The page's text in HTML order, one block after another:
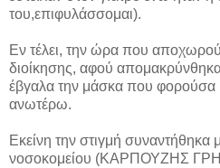
του,επιφυλάσσομαι).
Εν τέλει, την ώρα που
διοίκησης, αφού
έβγαλα την μάσκα που φορούσα
ανωτέρω.
Εκείνη την στιγμή συναντήθηκα
νοσοκομείου (ΚΑΡΠΟΥΖΗΣ